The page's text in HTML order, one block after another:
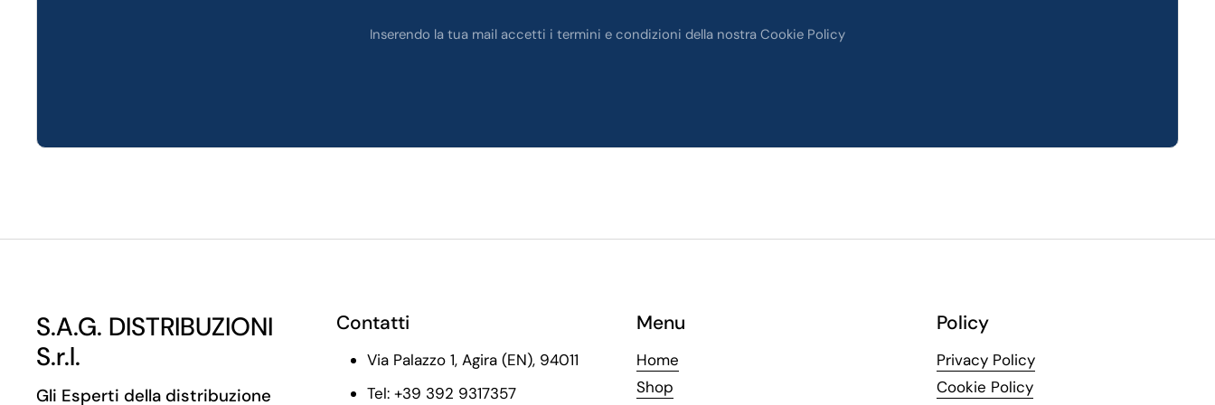
Inserendo la tua mail accetti i termini e condizioni della nostra Cookie Policy
S.A.G. DISTRIBUZIONI
S.r.l.
Gli Esperti della distribuzione
Contatti
Via Palazzo 1, Agira (EN), 94011
Tel: +39 392 9317357
Menu
Home
Shop
Policy
Privacy Policy
Cookie Policy